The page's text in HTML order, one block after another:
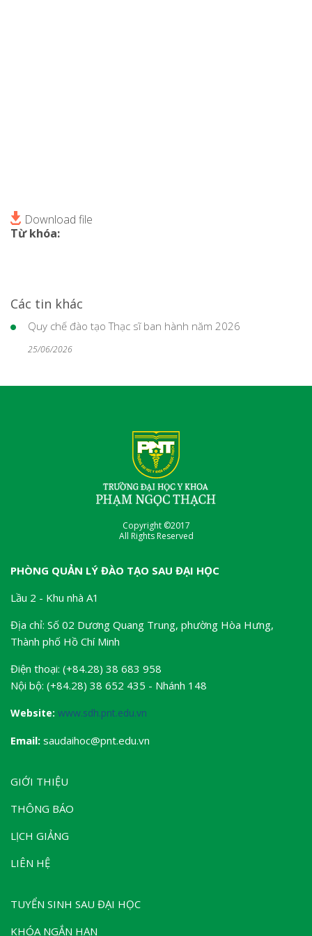
Download file
Từ khóa:
Các tin khác
Quy chế đào tạo Thạc sĩ ban hành năm 2026
25/06/2026
Copyright ©2017
All Rights Reserved
PHÒNG QUẢN LÝ ĐÀO TẠO SAU ĐẠI HỌC
Lầu 2 - Khu nhà A1
Địa chỉ: Số 02 Dương Quang Trung, phường Hòa Hưng,
Thành phố Hồ Chí Minh
Điện thoại: (+84.28) 38 683 958
Nội bộ: (+84.28) 38 652 435 - Nhánh 148
Website: www.sdh.pnt.edu.vn
Email: saudaihoc@pnt.edu.vn
GIỚI THIỆU
THÔNG BÁO
LỊCH GIẢNG
LIÊN HỆ
TUYỂN SINH SAU ĐẠI HỌC
KHÓA NGẮN HẠN